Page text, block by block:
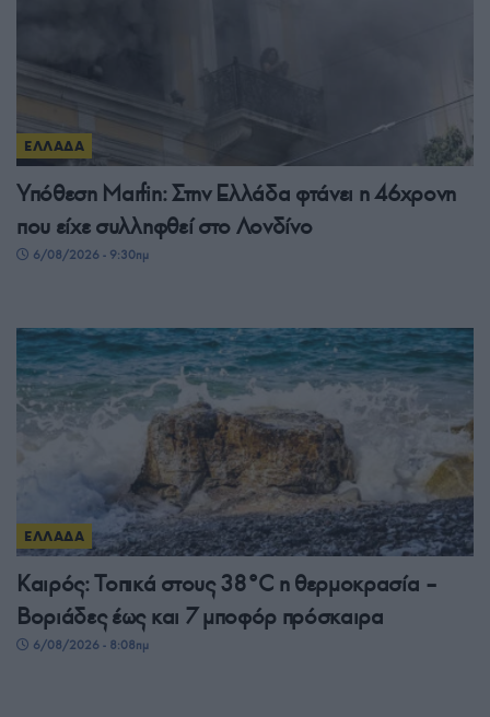
ΕΛΛΑΔΑ
Υπόθεση Μarfin: Στην Ελλάδα φτάνει η 46χρονη
που είχε συλληφθεί στο Λονδίνο
6/08/2026 - 9:30πμ
ΕΛΛΑΔΑ
Καιρός: Τοπικά στους 38°C η θερμοκρασία –
Βοριάδες έως και 7 μποφόρ πρόσκαιρα
6/08/2026 - 8:08πμ